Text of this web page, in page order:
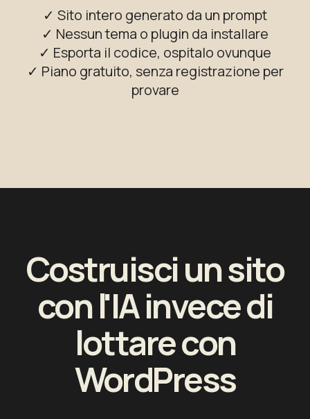
✓ Sito intero generato da un prompt
✓ Nessun tema o plugin da installare
✓ Esporta il codice, ospitalo ovunque
✓ Piano gratuito, senza registrazione per
provare
Costruisci un sito
con l'IA invece di
lottare con
WordPress